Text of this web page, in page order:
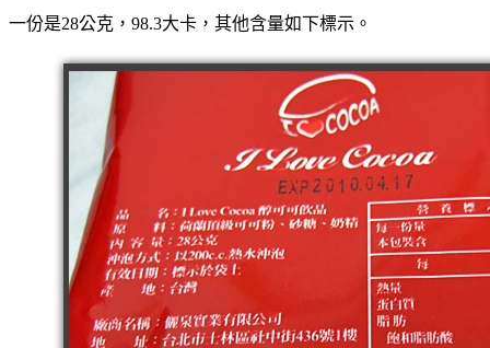
一份是28公克，98.3大卡，其他含量如下標示。